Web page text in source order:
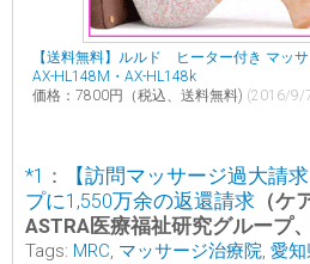
【送料無料】ルルド ヒーター付き マッ
AX-HL148M・AX-HL148k
価格：7800円（税込、送料無料) (2016/9/
*1 ：
【訪問マッサージ過大請
プに1,550万余の返還請求 （ケ
ASTRA医療福祉研究グループ
Tags: MRC, マッサージ治療院, 愛